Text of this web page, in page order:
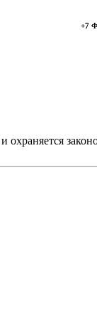
+7
и охраняется